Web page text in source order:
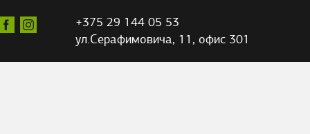
+375 29 144 05 53
ул.Серафимовича, 11, офис 301